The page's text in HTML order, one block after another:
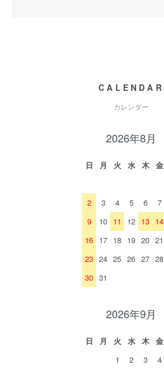
CALENDAR
カレンダー
2026年8月
日 月 火 水 木 金
2
3 4 5 6 7
9
10 11 12 13 14
16 17 18 19 20 21
23 24 25 26 27 28
30 31
2026年9月
日 月 火 水 木 金
1
2 3 4